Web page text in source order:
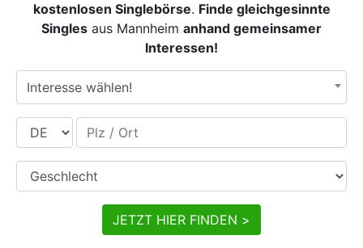
kostenlosen Singlebörse. Finde gleichgesinnte
Singles aus Mannheim anhand gemeinsamer
Interessen!
Interesse wählen!
Land Plz / Ort
Geschlecht
JETZT HIER FINDEN >